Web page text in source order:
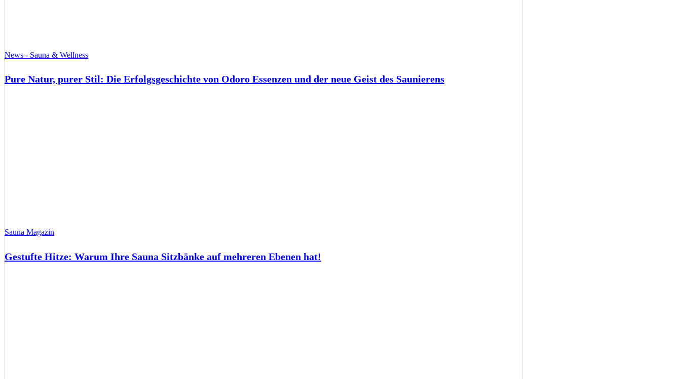
News - Sauna & Wellness
Pure Natur, purer Stil: Die Erfolgsgeschichte von Odoro Essenzen und der neue Geist des Saunierens
Sauna Magazin
Gestufte Hitze: Warum Ihre Sauna Sitzbänke auf mehreren Ebenen hat!